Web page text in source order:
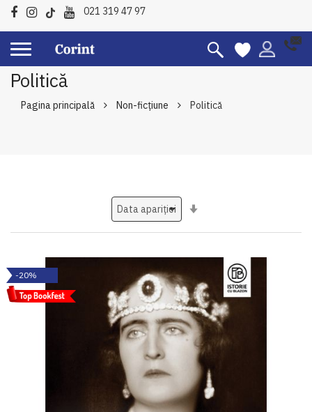
021 319 47 97
Politică
Pagina principală Non-ficțiune Politică
-20%